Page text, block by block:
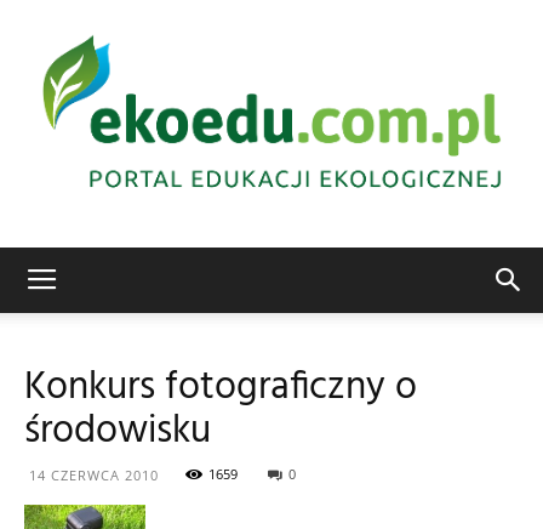
Konkurs fotograficzny o
środowisku
14 CZERWCA 2010 1659 0